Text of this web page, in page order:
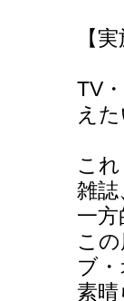
【
TV
えた
こ
雑
一
こ
ブ
素